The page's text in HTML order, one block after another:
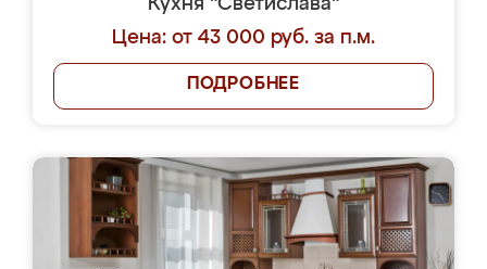
Кухня "Светислава"
Цена: от 43 000 руб. за п.м.
ПОДРОБНЕЕ